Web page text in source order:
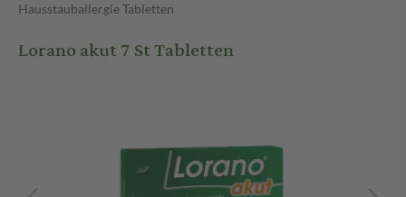
Hausstauballergie Tabletten
Lorano akut 7 St Tabletten